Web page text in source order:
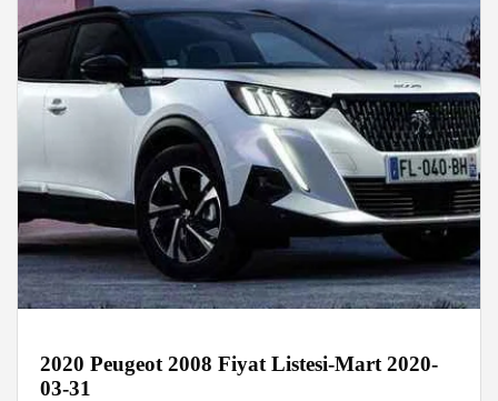
2020 Peugeot 2008 Fiyat Listesi-Mart 2020-
03-31